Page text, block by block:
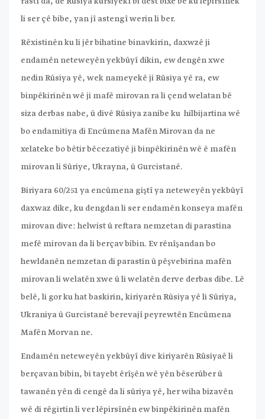
li ser çê bibe, yan jî astengî werin li ber.
Rêxistinên ku li jêr bihatine binavkirin, daxwzê ji
endamên neteweyên yekbûyî dikin, ew dengên xwe
nedin Rûsiya yê, wek nameyekê ji Rûsiya yê ra, ew
binpêkirinên wê ji mafê mirovan ra li çend welatan bê
siza derbas nabe, û divê Rûsiya zanibe ku hilbijartina wê
bo endamitiya di Encûmena Mafên Mirovan da ne
xelateke bo bêtir bêcezatiyê ji binpêkirinên wê ê mafên
mirovan li Sûriye, Ukrayna, û Gurcistanê.
Biriyara 60/251 ya encûmena giştî ya neteweyên yekbûyî
daxwaz dike, ku dengdan li ser endamên konseya mafên
mirovan dive: helwist û reftara nemzetan di parastina
mefê mirovan da li berçav bibin. Ev rênîşandan bo
hewldanên nemzetan di parastin û pêşvebirina mafên
mirovan li welatên xwe û li welatên derve derbas dibe. Lê
belê, li gor ku hat baskirin, kiriyarên Rûsiya yê li Sûriya,
Ukraniya û Gurcistanê berevajî peyrewtên Encûmena
Mafên Morvan ne.
Endamên neteweyên yekbûyî dive kiriyarên Rûsiyaê li
berçavan bibin, bi tayebt êrîşên wê yên bêserûber û
tawanên yên di cengê da li sûriya yê, her wiha bizavên
wê di rêgirtin li ver lêpirsînên ew binpêkirinên mafên